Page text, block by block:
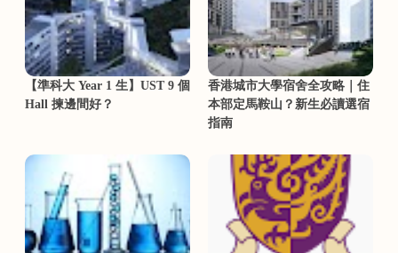
【準科大 Year 1 生】UST 9 個
Hall 揀邊間好？
香港城市大學宿舍全攻略｜住
本部定馬鞍山？新生必讀選宿
指南